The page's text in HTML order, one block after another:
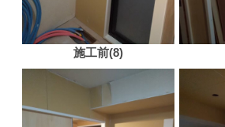
施工前(8)